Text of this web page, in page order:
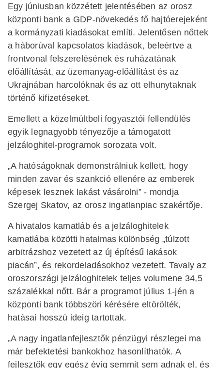
Egy júniusban közzétett jelentésében az orosz
központi bank a GDP-növekedés fő hajtóerejeként
a kormányzati kiadásokat említi. Jelentősen nőttek
a háborúval kapcsolatos kiadások, beleértve a
frontvonal felszerelésének és ruházatának
előállítását, az üzemanyag-előállítást és az
Ukrajnában harcolóknak és az ott elhunytaknak
történő kifizetéseket.
Emellett a közelmúltbeli fogyasztói fellendülés
egyik legnagyobb tényezője a támogatott
jelzáloghitel-programok sorozata volt.
„A hatóságoknak demonstrálniuk kellett, hogy
minden zavar és szankció ellenére az emberek
képesek lesznek lakást vásárolni” - mondja
Szergej Skatov, az orosz ingatlanpiac szakértője.
A hivatalos kamatláb és a jelzáloghitelek
kamatlába közötti hatalmas különbség „túlzott
arbitrázshoz vezetett az új építésű lakások
piacán”, és rekordeladásokhoz vezetett. Tavaly az
oroszországi jelzáloghitelek teljes volumene 34,5
százalékkal nőtt. Bár a programot július 1-jén a
központi bank többszöri kérésére eltörölték,
hatásai hosszú ideig tartottak.
„A nagy ingatlanfejlesztők pénzügyi részlegei ma
már befektetési bankokhoz hasonlíthatók. A
fejlesztők egy egész évig semmit sem adnak el, és